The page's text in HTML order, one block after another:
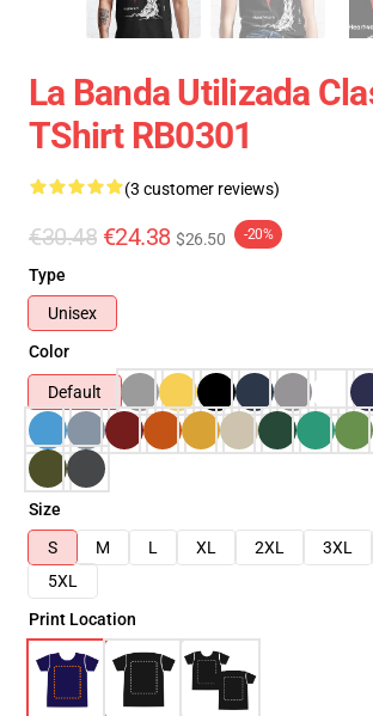
La Banda Utilizada
TShirt RB0301
(3 customer reviews)
€30.48 €24.38 $26.50 -20%
Type
Unisex
Color
Default
Size
S
M L XL 2XL 3XL
5XL
Print Location